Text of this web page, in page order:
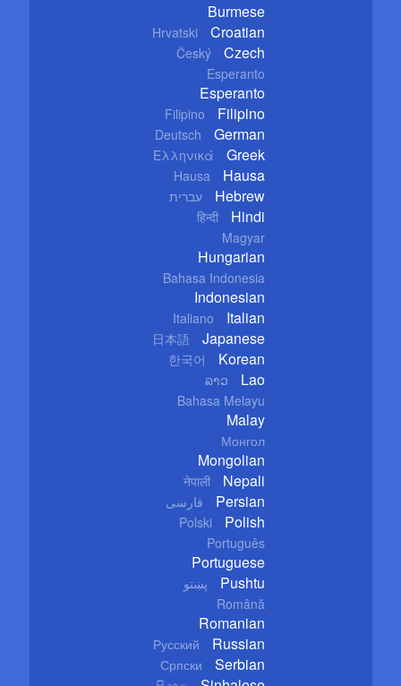
Burmese
Hrvatski Croatian
Český Czech
Esperanto
Esperanto
Filipino Filipino
Deutsch German
Ελληνικά Greek
Hausa Hausa
עברית Hebrew
हिन्दी Hindi
Magyar
Hungarian
Bahasa Indonesia
Indonesian
Italiano Italian
日本語 Japanese
한국어 Korean
ລາວ Lao
Bahasa Melayu
Malay
Монгол
Mongolian
नेपाली Nepali
فارسی Persian
Polski Polish
Português
Portuguese
پښتو Pushtu
Română
Romanian
Русский Russian
Српски Serbian